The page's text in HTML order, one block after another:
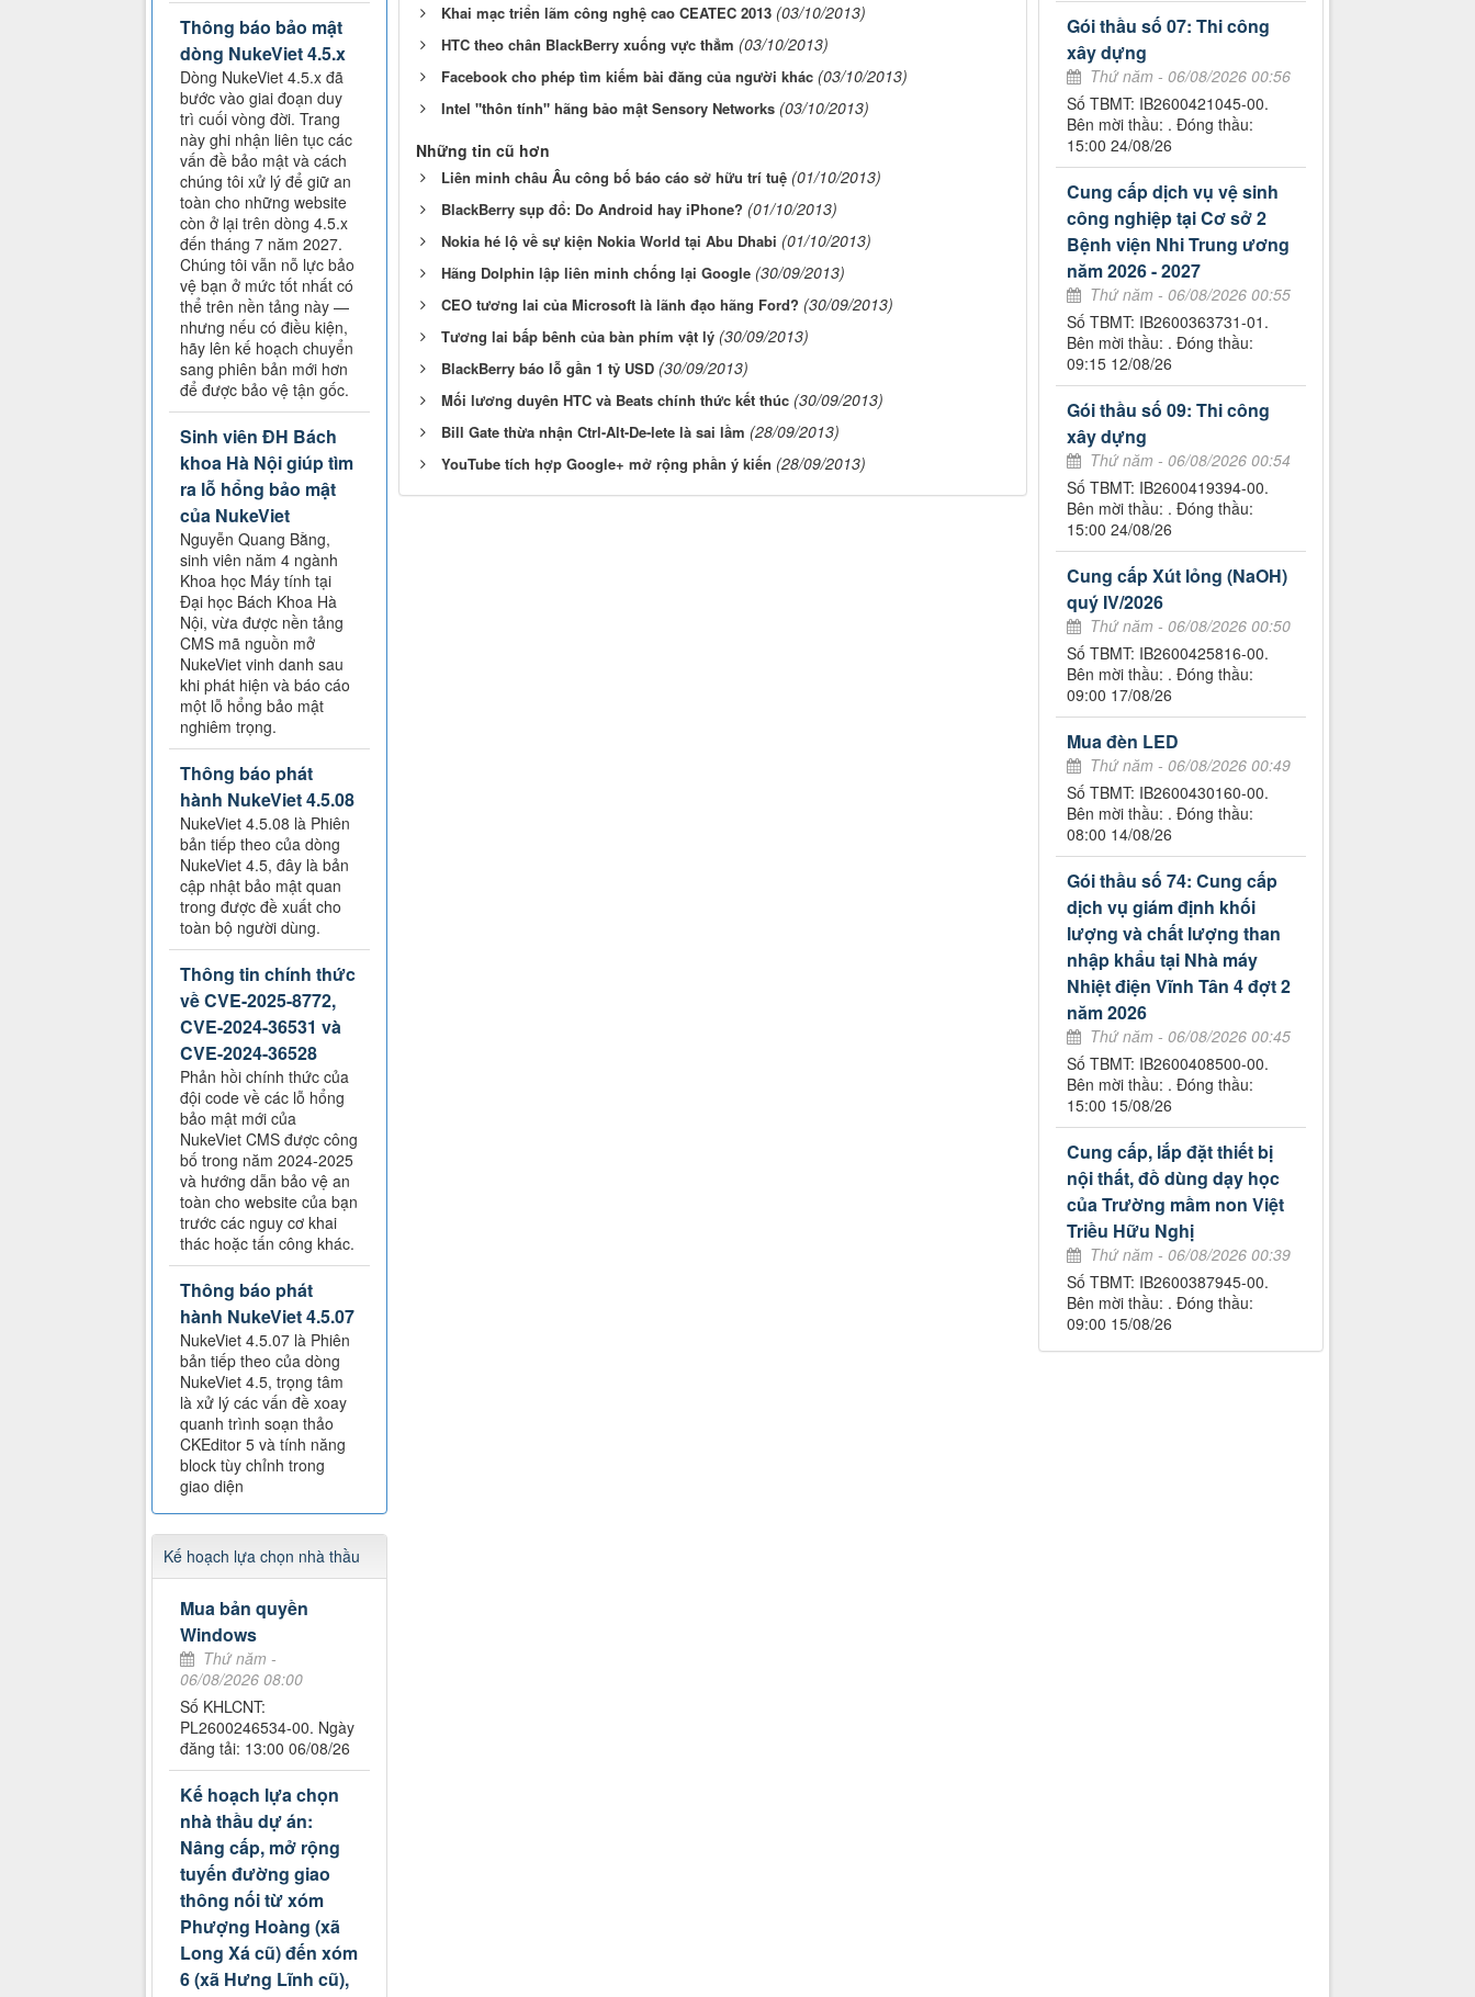
Khai mạc triển lãm công nghệ cao CEATEC 2013 (03/10/2013)
HTC theo chân BlackBerry xuống vực thẳm (03/10/2013)
Facebook cho phép tìm kiếm bài đăng của người khác (03/10/2013)
Intel "thôn tính" hãng bảo mật Sensory Networks (03/10/2013)
Những tin cũ hơn
Liên minh châu Âu công bố báo cáo sở hữu trí tuệ (01/10/2013)
BlackBerry sụp đổ: Do Android hay iPhone? (01/10/2013)
Nokia hé lộ về sự kiện Nokia World tại Abu Dhabi (01/10/2013)
Hãng Dolphin lập liên minh chống lại Google (30/09/2013)
CEO tương lai của Microsoft là lãnh đạo hãng Ford? (30/09/2013)
Tương lai bấp bênh của bàn phím vật lý (30/09/2013)
BlackBerry báo lỗ gần 1 tỷ USD (30/09/2013)
Mối lương duyên HTC và Beats chính thức kết thúc (30/09/2013)
Bill Gate thừa nhận Ctrl-Alt-De-lete là sai lầm (28/09/2013)
YouTube tích hợp Google+ mở rộng phần ý kiến (28/09/2013)
Gói thầu số 07: Thi công
xây dựng
Thứ năm - 06/08/2026 00:56
Số TBMT: IB2600421045-00.
Bên mời thầu: . Đóng thầu:
15:00 24/08/26
Cung cấp dịch vụ vệ sinh
công nghiệp tại Cơ sở 2
Bệnh viện Nhi Trung ương
năm 2026 - 2027
Thứ năm - 06/08/2026 00:55
Số TBMT: IB2600363731-01.
Bên mời thầu: . Đóng thầu:
09:15 12/08/26
Gói thầu số 09: Thi công
xây dựng
Thứ năm - 06/08/2026 00:54
Số TBMT: IB2600419394-00.
Bên mời thầu: . Đóng thầu:
15:00 24/08/26
Cung cấp Xút lỏng (NaOH)
quý IV/2026
Thứ năm - 06/08/2026 00:50
Số TBMT: IB2600425816-00.
Bên mời thầu: . Đóng thầu:
09:00 17/08/26
Mua đèn LED
Thứ năm - 06/08/2026 00:49
Số TBMT: IB2600430160-00.
Bên mời thầu: . Đóng thầu:
08:00 14/08/26
Gói thầu số 74: Cung cấp
dịch vụ giám định khối
lượng và chất lượng than
nhập khẩu tại Nhà máy
Nhiệt điện Vĩnh Tân 4 đợt 2
năm 2026
Thứ năm - 06/08/2026 00:45
Số TBMT: IB2600408500-00.
Bên mời thầu: . Đóng thầu:
15:00 15/08/26
Cung cấp, lắp đặt thiết bị
nội thất, đồ dùng dạy học
của Trường mầm non Việt
Triều Hữu Nghị
Thứ năm - 06/08/2026 00:39
Số TBMT: IB2600387945-00.
Bên mời thầu: . Đóng thầu:
09:00 15/08/26
Thông báo bảo mật
dòng NukeViet 4.5.x
Dòng NukeViet 4.5.x đã
bước vào giai đoạn duy
trì cuối vòng đời. Trang
này ghi nhận liên tục các
vấn đề bảo mật và cách
chúng tôi xử lý để giữ an
toàn cho những website
còn ở lại trên dòng 4.5.x
đến tháng 7 năm 2027.
Chúng tôi vẫn nỗ lực bảo
vệ bạn ở mức tốt nhất có
thể trên nền tảng này —
nhưng nếu có điều kiện,
hãy lên kế hoạch chuyển
sang phiên bản mới hơn
để được bảo vệ tận gốc.
Sinh viên ĐH Bách
khoa Hà Nội giúp tìm
ra lỗ hổng bảo mật
của NukeViet
Nguyễn Quang Bằng,
sinh viên năm 4 ngành
Khoa học Máy tính tại
Đại học Bách Khoa Hà
Nội, vừa được nền tảng
CMS mã nguồn mở
NukeViet vinh danh sau
khi phát hiện và báo cáo
một lỗ hổng bảo mật
nghiêm trọng.
Thông báo phát
hành NukeViet 4.5.08
NukeViet 4.5.08 là Phiên
bản tiếp theo của dòng
NukeViet 4.5, đây là bản
cập nhật bảo mật quan
trong được đề xuất cho
toàn bộ người dùng.
Thông tin chính thức
về CVE-2025-8772,
CVE-2024-36531 và
CVE-2024-36528
Phản hồi chính thức của
đội code về các lỗ hổng
bảo mật mới của
NukeViet CMS được công
bố trong năm 2024-2025
và hướng dẫn bảo vệ an
toàn cho website của bạn
trước các nguy cơ khai
thác hoặc tấn công khác.
Thông báo phát
hành NukeViet 4.5.07
NukeViet 4.5.07 là Phiên
bản tiếp theo của dòng
NukeViet 4.5, trọng tâm
là xử lý các vấn đề xoay
quanh trình soạn thảo
CKEditor 5 và tính năng
block tùy chỉnh trong
giao diện
Kế hoạch lựa chọn nhà thầu
Mua bản quyền
Windows
Thứ năm -
06/08/2026 08:00
Số KHLCNT:
PL2600246534-00. Ngày
đăng tải: 13:00 06/08/26
Kế hoạch lựa chọn
nhà thầu dự án:
Nâng cấp, mở rộng
tuyến đường giao
thông nối từ xóm
Phượng Hoàng (xã
Long Xá cũ) đến xóm
6 (xã Hưng Lĩnh cũ),